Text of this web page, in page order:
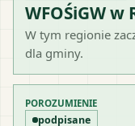
WFOŚiGW w
W tym regionie
dla gminy.
POROZUMIENIE
podpisane